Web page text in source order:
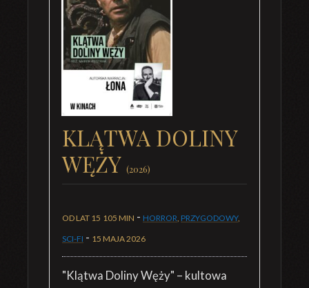
KLĄTWA DOLINY
WĘŻY (2026)
OD LAT 15 105 MIN - HORROR, PRZYGODOWY,
SCI-FI - 15 MAJA 2026
"Klątwa Doliny Węży" – kultowa